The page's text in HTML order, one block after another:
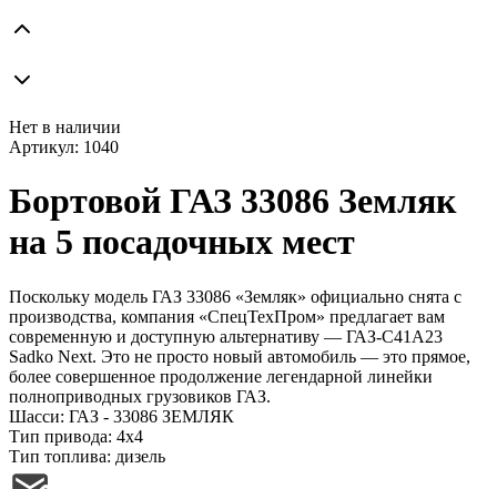
Нет в наличии
Артикул: 1040
Бортовой ГАЗ 33086 Земляк
на 5 посадочных мест
Поскольку модель ГАЗ 33086 «Земляк» официально снята с
производства, компания «СпецТехПром» предлагает вам
современную и доступную альтернативу — ГАЗ-С41А23
Sadko Next. Это не просто новый автомобиль — это прямое,
более совершенное продолжение легендарной линейки
полноприводных грузовиков ГАЗ.
Шасси: ГАЗ - 33086 ЗЕМЛЯК
Тип привода: 4х4
Тип топлива: дизель